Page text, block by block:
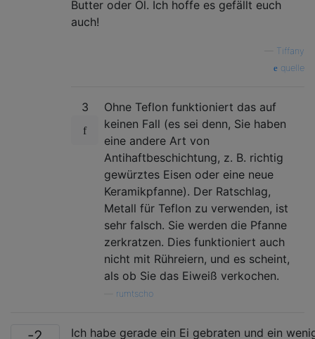
Butter oder Öl. Ich hoffe es gefällt euch
auch!
Tiffany
quelle
3
Ohne Teflon funktioniert das auf
keinen Fall (es sei denn, Sie haben
eine andere Art von
Antihaftbeschichtung, z. B. richtig
gewürztes Eisen oder eine neue
Keramikpfanne). Der Ratschlag,
Metall für Teflon zu verwenden, ist
sehr falsch. Sie werden die Pfanne
zerkratzen. Dies funktioniert auch
nicht mit Rühreiern, und es scheint,
als ob Sie das Eiweiß verkochen.
rumtscho
Ich habe gerade ein Ei gebraten und ein